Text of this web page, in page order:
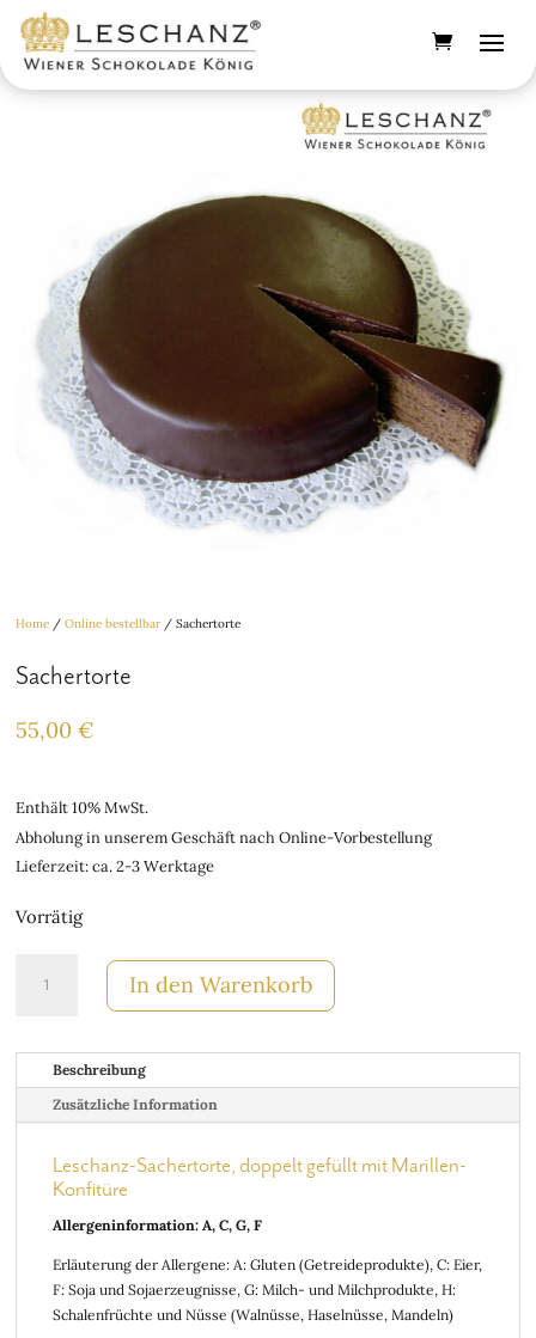
Home /Online bestellbar/ Sachertorte
Sachertorte
55,00€
Enthält 10% MwSt.
Abholung in unserem Geschäft nach Online-Vorbestellung
Lieferzeit: ca. 2-3 Werktage
Vorrätig
Sachertorte
In den Warenkorb
Beschreibung
Zusätzliche Information
Leschanz-Sachertorte, doppelt gefüllt mit Marillen-
Konfitüre
Allergeninformation: A, C, G, F
Erläuterung der Allergene: A: Gluten (Getreideprodukte), C: Eier,
F: Soja und Sojaerzeugnisse, G: Milch- und Milchprodukte, H:
Schalenfrüchte und Nüsse (Walnüsse, Haselnüsse, Mandeln)